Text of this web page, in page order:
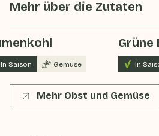
Mehr über die Zutaten
Saison Gemüse
Grüne
In
Mehr Obst und Gemüse